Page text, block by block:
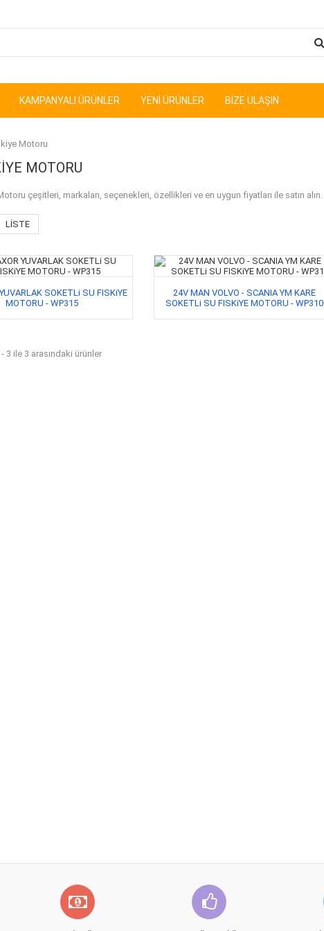
KAMPANYALI ÜRÜNLER YENI ÜRÜNLER BIZE ULAŞIN
Motoru
MOTORU
çeşitleri, markaları, seçenekleri, özellikleri ve en uygun fiyatları ile satın alın.
LISTE
SOKETLi SU FISKiYE
MOTORU - WP315
24V MAN VOLVO - SCANIA YM KARE
SOKETLi SU FISKiYE MOTORU - WP310
3 ile 3 arasındaki ürünler